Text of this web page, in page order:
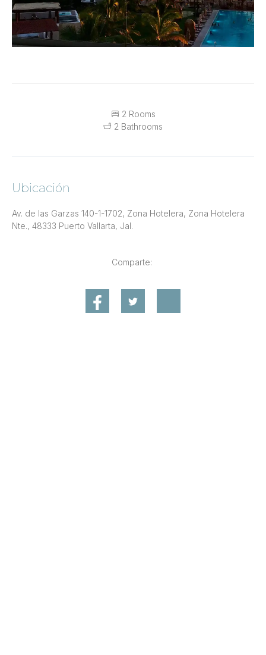
2 Rooms
2 Bathrooms
Ubicación
Av. de las Garzas 140-1-1702, Zona Hotelera, Zona Hotelera
Nte., 48333 Puerto Vallarta, Jal.
Comparte: